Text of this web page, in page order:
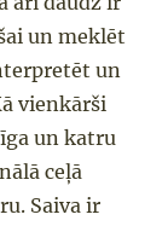
un meklēt
un
vienkārši
un katru
ceļā
Saiva ir